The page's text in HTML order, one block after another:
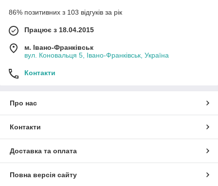
86% позитивних з 103 відгуків за рік
Працює з 18.04.2015
м. Івано-Франківськ
вул. Коновальця 5, Івано-Франківськ, Україна
Контакти
Про нас
Контакти
Доставка та оплата
Повна версія сайту